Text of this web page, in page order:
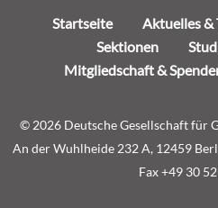
NavigationStartseite Aktuelles &
Sektionen
Mitgliedschaft &
© 2026 Deutsche Gesellschaft für
An der Wuhlheide 232 A, 12459
Fax +49 30